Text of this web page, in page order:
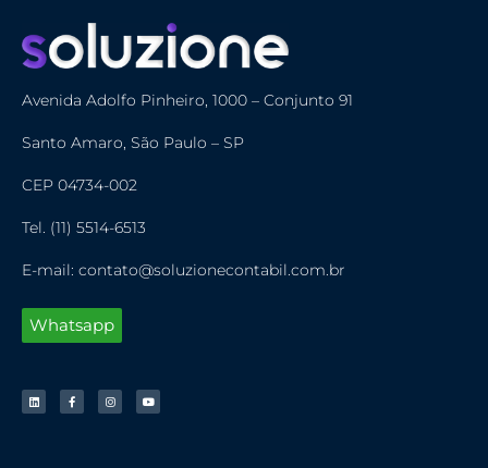
Avenida Adolfo Pinheiro, 1000 – Conjunto 91
Santo Amaro, São Paulo – SP
CEP 04734-002
Tel. (11) 5514-6513
E-mail: contato@soluzionecontabil.com.br
Whatsapp